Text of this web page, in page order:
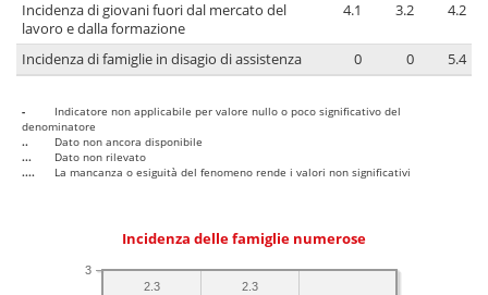
Incidenza di giovani fuori dal mercato del
lavoro e dalla formazione
4.1 3.2 4.2
Incidenza di famiglie in disagio di assistenza 0 0 5.4
-
Indicatore non applicabile per valore nullo o poco significativo del
denominatore
..
Dato non ancora disponibile
...
Dato non rilevato
....
La mancanza o esiguità del fenomeno rende i valori non significativi
Incidenza delle famiglie numerose
3
2.3
2.3